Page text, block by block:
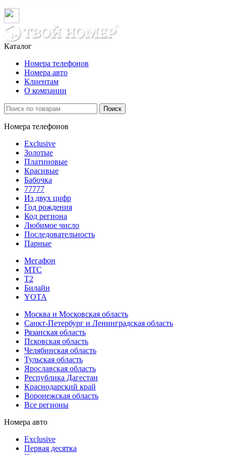
Каталог
Номера телефонов
Номера авто
Клиентам
О компании
Поиск
Номера телефонов
Exclusive
Золотые
Платиновые
Красивые
Бабочка
77777
Из двух цифр
Год рождения
Код региона
Любимое число
Последовательность
Парные
Мегафон
МТС
Т2
Билайн
YOTA
Москва и Московская область
Санкт-Петербург и Ленинградская область
Рязанская область
Псковская область
Челябинская область
Тульская область
Ярославская область
Республика Дагестан
Краснодарский край
Воронежская область
Все регионы
Номера авто
Exclusive
Первая десятка